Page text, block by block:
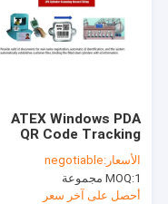
ATEX Windows PDA
QR Code Tracking
And Reporting
System
الأسعار:negotiable
MOQ:1 مجموعة
أحصل على آخر سعر